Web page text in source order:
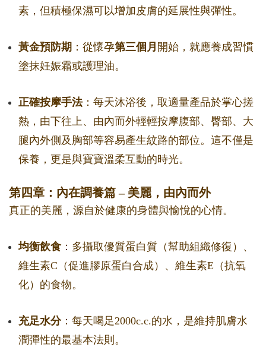
素，但積極保濕可以增加皮膚的延展性與彈性。
黃金預防期 ：從懷孕第三個月 開始，就應養成習慣
塗抹妊娠霜或護理油。
正確按摩手法：每天沐浴後，取適量產品於掌心搓
熱，由下往上、由內而外輕輕按摩腹部、臀部、大
腿內外側及胸部等容易產生紋路的部位。這不僅是
保養，更是與寶寶溫柔互動的時光。
第四章：內在調養篇 – 美麗，由內而外
真正的美麗，源自於健康的身體與愉悅的心情。
均衡飲食 ：多攝取優質蛋白質（幫助組織修復）、
維生素C（促進膠原蛋白合成）、維生素E（抗氧
化）的食物。
充足水分：每天喝足2000c.c.的水，是維持肌膚水
潤彈性的最基本法則。